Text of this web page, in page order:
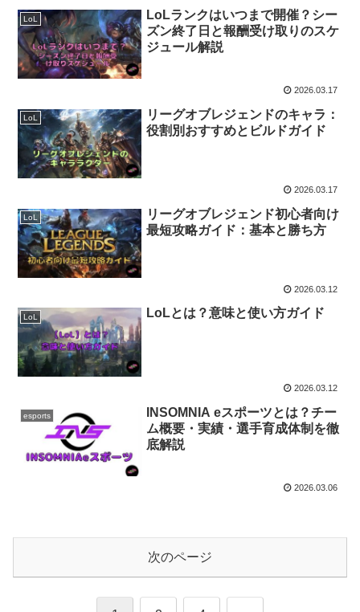
LoL
LoLランクはいつまで開催？シー
ズン終了日と報酬受け取りのスケ
ジュール解説
2026.03.17
LoL
リーグオブレジェンドのキャラ：
役割別おすすめとビルドガイド
2026.03.17
LoL
リーグオブレジェンド初心者向け
最短攻略ガイド：基本と勝ち方
2026.03.12
LoL LoLとは？意味と使い方ガイド
2026.03.12
esports
INSOMNIA eスポーツとは？チー
ム概要・実績・選手育成体制を徹
底解説
2026.03.06
次のページ